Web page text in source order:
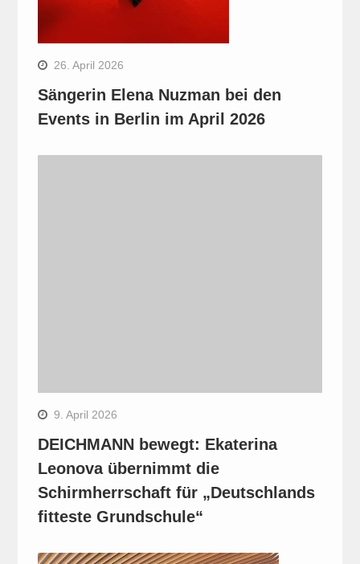
26. April 2026
Sängerin Elena Nuzman bei den
Events in Berlin im April 2026
9. April 2026
DEICHMANN bewegt: Ekaterina
Leonova übernimmt die
Schirmherrschaft für „Deutschlands
fitteste Grundschule“